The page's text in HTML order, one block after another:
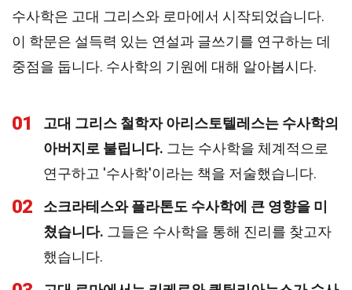
수사학은 고대 그리스와 로마에서 시작되었습니다.
이 학문은 설득력 있는 연설과 글쓰기를 연구하는 데
중점을 둡니다. 수사학의 기원에 대해 알아봅시다.
01
고대 그리스 철학자 아리스토텔레스는 수사학의
아버지로 불립니다. 그는 수사학을 체계적으로
연구하고 '수사학'이라는 책을 저술했습니다.
02
소크라테스와 플라톤도 수사학에 큰 영향을 미
쳤습니다. 그들은 수사학을 통해 진리를 찾고자
했습니다.